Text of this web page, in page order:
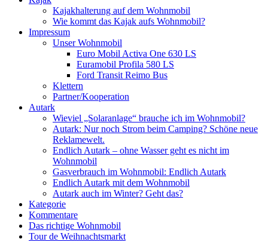
Kajakhalterung auf dem Wohnmobil
Wie kommt das Kajak aufs Wohnmobil?
Impressum
Unser Wohnmobil
Euro Mobil Activa One 630 LS
Euramobil Profila 580 LS
Ford Transit Reimo Bus
Klettern
Partner/Kooperation
Autark
Wieviel „Solaranlage“ brauche ich im Wohnmobil?
Autark: Nur noch Strom beim Camping? Schöne neue
Reklamewelt.
Endlich Autark – ohne Wasser geht es nicht im
Wohnmobil
Gasverbrauch im Wohnmobil: Endlich Autark
Endlich Autark mit dem Wohnmobil
Autark auch im Winter? Geht das?
Kategorie
Kommentare
Das richtige Wohnmobil
Tour de Weihnachtsmarkt